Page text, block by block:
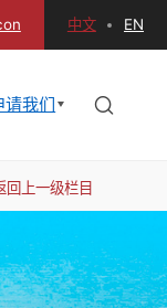
中文 EN
请我们
回上一级栏目